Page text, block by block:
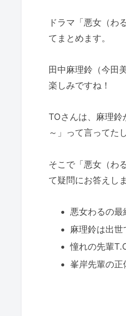
ドラマ「悪女（わ
てまとめます。
田中麻理鈴（今田
楽しみですね！
TOさんは、麻理鈴
～」って言ってた
そこで「悪女（わ
て疑問にお答えしま
悪女わるの最
麻理鈴は出世
憧れの先輩
峯岸先輩の正